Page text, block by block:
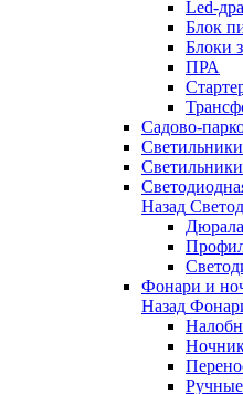
Led-
Блок
Блоки
ПРА
Садово-
Назад
Фонари и
Назад